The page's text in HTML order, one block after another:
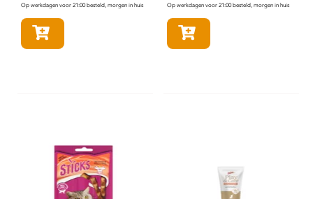
Op werkdagen voor 21:00 besteld, morgen in huis Op werkdagen voor 21:00 besteld, morgen in huis